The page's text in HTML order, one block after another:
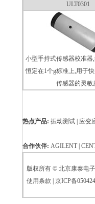
ULT0301
小型手持式传感器校准器
恒定在1个g标准上,用于
传感器的灵敏
热点产品: 振动测试 | 应变
合作伙伴: AGILENT |
版权所有 © 北京康泰电
使用条款 | 京ICP备